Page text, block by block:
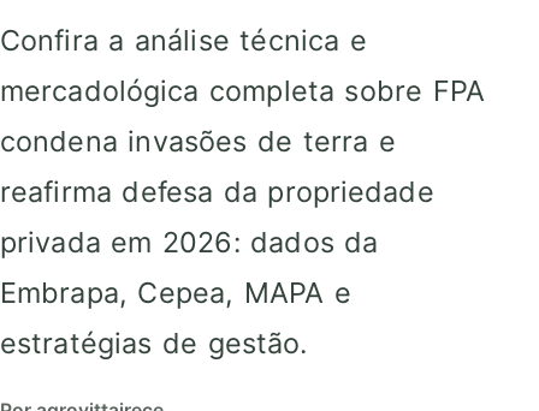
Confira a análise técnica e
mercadológica completa sobre FPA
condena invasões de terra e
reafirma defesa da propriedade
privada em 2026: dados da
Embrapa, Cepea, MAPA e
estratégias de gestão.